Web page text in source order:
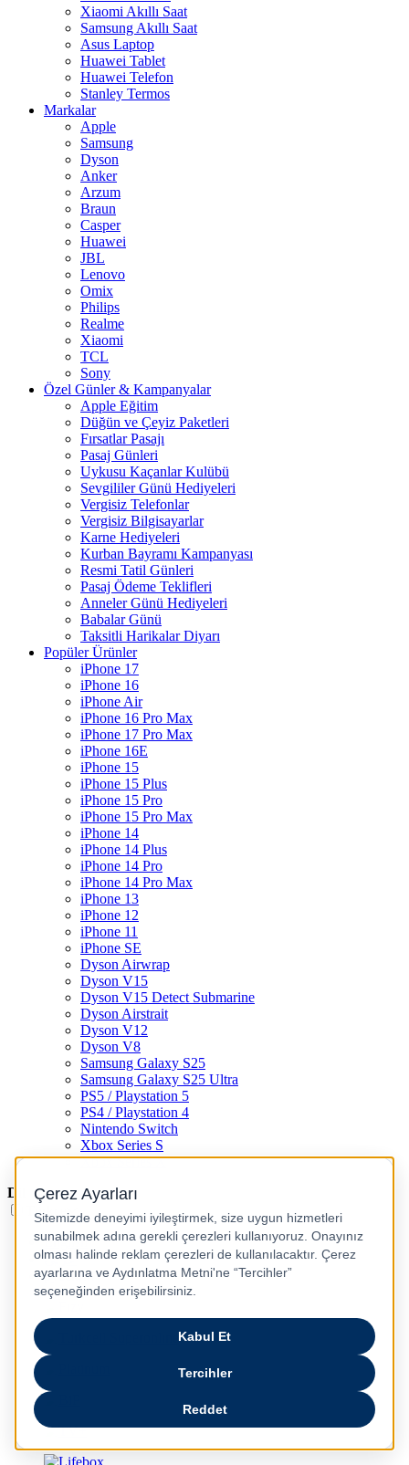
Xiaomi Akıllı Saat
Samsung Akıllı Saat
Asus Laptop
Huawei Tablet
Huawei Telefon
Stanley Termos
Markalar
Apple
Samsung
Dyson
Anker
Arzum
Braun
Casper
Huawei
JBL
Lenovo
Omix
Philips
Realme
Xiaomi
TCL
Sony
Özel Günler & Kampanyalar
Apple Eğitim
Düğün ve Çeyiz Paketleri
Fırsatlar Pasajı
Pasaj Günleri
Uykusu Kaçanlar Kulübü
Sevgililer Günü Hediyeleri
Vergisiz Telefonlar
Vergisiz Bilgisayarlar
Karne Hediyeleri
Kurban Bayramı Kampanyası
Resmi Tatil Günleri
Pasaj Ödeme Teklifleri
Anneler Günü Hediyeleri
Babalar Günü
Taksitli Harikalar Diyarı
Popüler Ürünler
iPhone 17
iPhone 16
iPhone Air
iPhone 16 Pro Max
iPhone 17 Pro Max
iPhone 16E
iPhone 15
iPhone 15 Plus
iPhone 15 Pro
iPhone 15 Pro Max
iPhone 14
iPhone 14 Plus
iPhone 14 Pro
iPhone 14 Pro Max
iPhone 13
iPhone 12
iPhone 11
iPhone SE
Dyson Airwrap
Dyson V15
Dyson V15 Detect Submarine
Dyson Airstrait
Dyson V12
Dyson V8
Samsung Galaxy S25
Samsung Galaxy S25 Ultra
PS5 / Playstation 5
PS4 / Playstation 4
Nintendo Switch
Xbox Series S
Xbox Series X
Dil
Türkçe
English
عربى
русский